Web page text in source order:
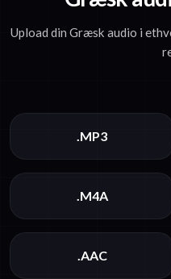
Upload din Græsk audio i
.MP3
.M4A
.AAC